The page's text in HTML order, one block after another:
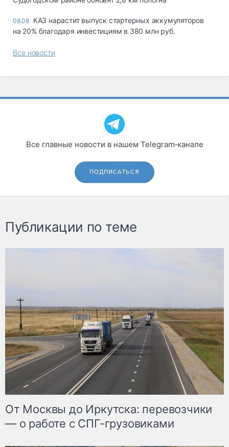
08.08 КАЗ нарастит выпуск стартерных аккумуляторов
на 20% благодаря инвестициям в 380 млн руб.
Все новости
Все главные новости в нашем Telegram‑канале
ПОДПИСАТЬСЯ
Публикации по теме
От Москвы до Иркутска: перевозчики
— о работе с СПГ-грузовиками